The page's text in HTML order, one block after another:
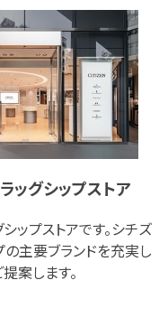
ッグシップストア
ップストアです。シチズ
の主要ブランドを充実し
案します。